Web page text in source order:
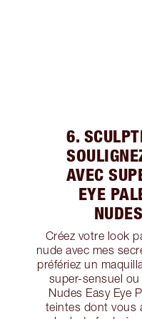
6.
AVEC
EYE
Créez votre look
nude avec mes
préfériez un
super-sensuel
Nudes Easy Eye
teintes dont vous